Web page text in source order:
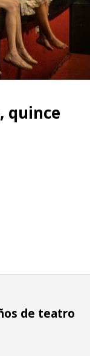
quince
de teatro